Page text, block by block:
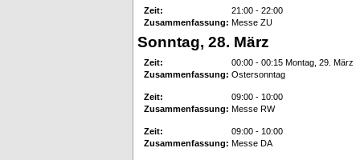
Zeit:
21:00 - 22:00
Zusammenfassung: Messe ZU
Sonntag, 28. März
Zeit:
00:00 - 00:15 Montag, 29. März
Zusammenfassung: Ostersonntag
Zeit:
09:00 - 10:00
Zusammenfassung: Messe RW
Zeit:
09:00 - 10:00
Zusammenfassung: Messe DA